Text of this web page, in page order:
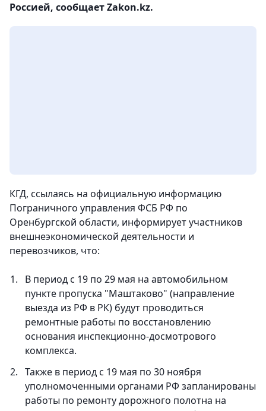
Россией, сообщает Zakon.kz.
КГД, ссылаясь на официальную информацию
Пограничного управления ФСБ РФ по
Оренбургской области, информирует участников
внешнеэкономической деятельности и
перевозчиков, что:
В период с 19 по 29 мая на автомобильном
пункте пропуска "Маштаково" (направление
выезда из РФ в РК) будут проводиться
ремонтные работы по восстановлению
основания инспекционно-досмотрового
комплекса.
Также в период с 19 мая по 30 ноября
уполномоченными органами РФ запланированы
работы по ремонту дорожного полотна на